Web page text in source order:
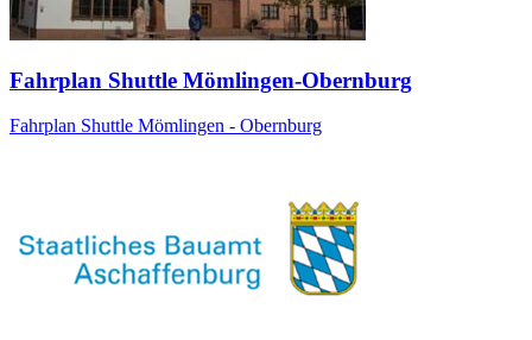
Fahrplan Shuttle Mömlingen-Obernburg
Fahrplan Shuttle Mömlingen - Obernburg